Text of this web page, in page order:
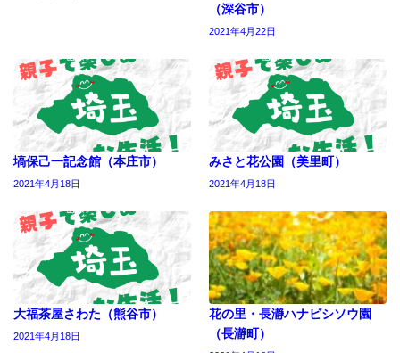
（深谷市）
2021年4月22日
塙保己一記念館（本庄市）
2021年4月18日
みさと花公園（美里町）
2021年4月18日
大福茶屋さわた（熊谷市）
2021年4月18日
花の里・長瀞ハナビシソウ園
（長瀞町）